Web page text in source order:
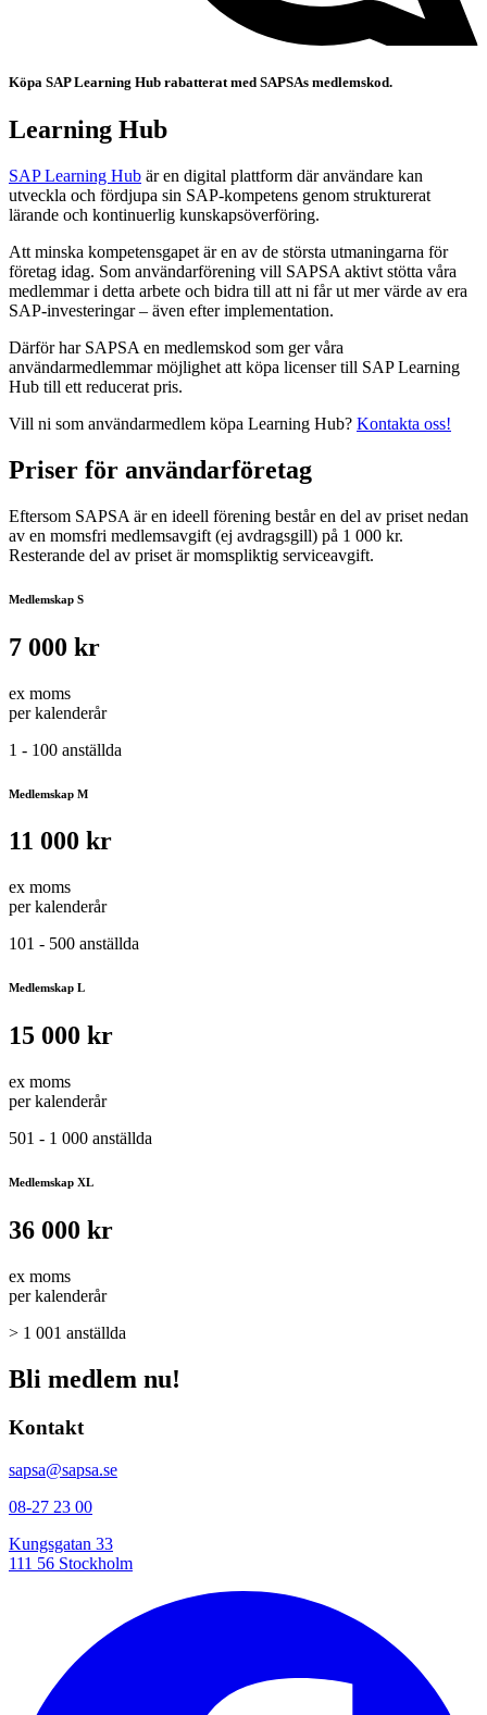
Köpa SAP Learning Hub rabatterat med SAPSAs medlemskod.
Learning Hub
SAP Learning Hub är en digital plattform där användare kan
utveckla och fördjupa sin SAP-kompetens genom strukturerat
lärande och kontinuerlig kunskapsöverföring.
Att minska kompetensgapet är en av de största utmaningarna för
företag idag. Som användarförening vill SAPSA aktivt stötta våra
medlemmar i detta arbete och bidra till att ni får ut mer värde av era
SAP-investeringar – även efter implementation.
Därför har SAPSA en medlemskod som ger våra
användarmedlemmar möjlighet att köpa licenser till SAP Learning
Hub till ett reducerat pris.
Vill ni som användarmedlem köpa Learning Hub? Kontakta oss!
Priser för användarföretag
Eftersom SAPSA är en ideell förening består en del av priset nedan
av en momsfri medlemsavgift (ej avdragsgill) på 1 000 kr.
Resterande del av priset är momspliktig serviceavgift.
Medlemskap S
7 000 kr
ex moms
per kalenderår
1 - 100 anställda
Medlemskap M
11 000 kr
ex moms
per kalenderår
101 - 500 anställda
Medlemskap L
15 000 kr
ex moms
per kalenderår
501 - 1 000 anställda
Medlemskap XL
36 000 kr
ex moms
per kalenderår
> 1 001 anställda
Bli medlem nu!
Kontakt
sapsa@sapsa.se
08-27 23 00
Kungsgatan 33
111 56 Stockholm